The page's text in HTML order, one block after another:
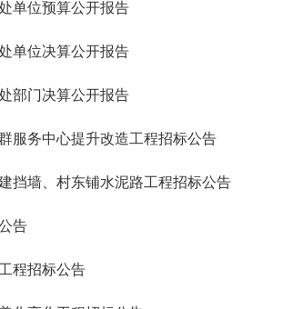
单位预算公开报告
单位决算公开报告
部门决算公开报告
服务中心提升改造工程招标公告
挡墙、村东铺水泥路工程招标公告
告
程招标公告